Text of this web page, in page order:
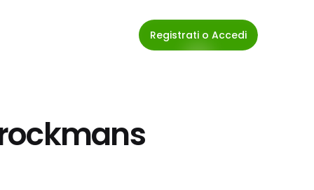
Registrati o Accedi